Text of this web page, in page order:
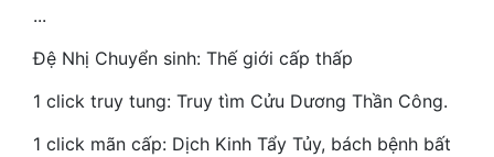
Mưu Mô
...
Đệ Nhị Chuyển sinh: Thế giới cấp thấp
1 click truy tung: Truy tìm Cửu Dương Thần Công.
1 click mãn cấp: Dịch Kinh Tẩy Tủy, bách bệnh bất